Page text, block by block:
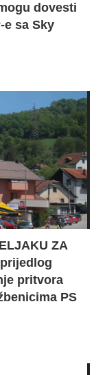
dovesti
e sa Sky
ZA
pritvora
PS